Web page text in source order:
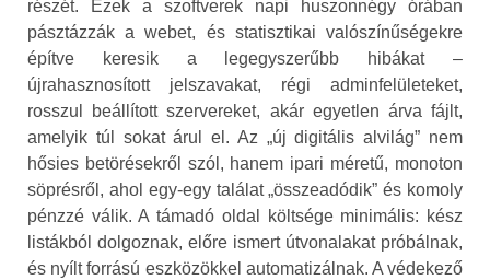
részét. Ezek a szoftverek napi huszonnégy órában
pásztázzák a webet, és statisztikai valószínűségekre
építve keresik a legegyszerűbb hibákat –
újrahasznosított jelszavakat, régi adminfelületeket,
rosszul beállított szervereket, akár egyetlen árva fájlt,
amelyik túl sokat árul el. Az „új digitális alvilág” nem
hősies betörésekről szól, hanem ipari méretű, monoton
söprésről, ahol egy-egy találat „összeadódik” és komoly
pénzzé válik. A támadó oldal költsége minimális: kész
listákból dolgoznak, előre ismert útvonalakat próbálnak,
és nyílt forrású eszközökkel automatizálnak. A védekező